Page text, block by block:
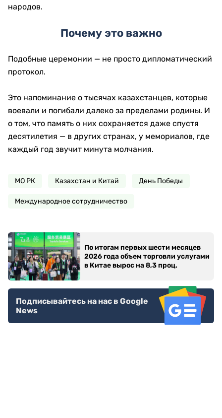
народов.
Почему это важно
Подобные церемонии — не просто дипломатический
протокол.
Это напоминание о тысячах казахстанцев, которые
воевали и погибали далеко за пределами родины. И
о том, что память о них сохраняется даже спустя
десятилетия — в других странах, у мемориалов, где
каждый год звучит минута молчания.
МО РК Казахстан и Китай День Победы
Международное сотрудничество
По итогам первых шести месяцев
2026 года объем торговли услугами
в Китае вырос на 8,3 проц.
Подписывайтесь на нас в Google
News